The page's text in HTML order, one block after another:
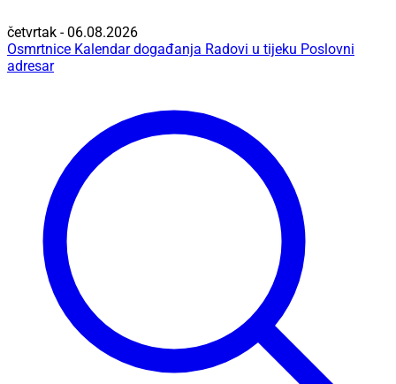
četvrtak - 06.08.2026
Osmrtnice Kalendar događanja Radovi u tijeku Poslovni
adresar